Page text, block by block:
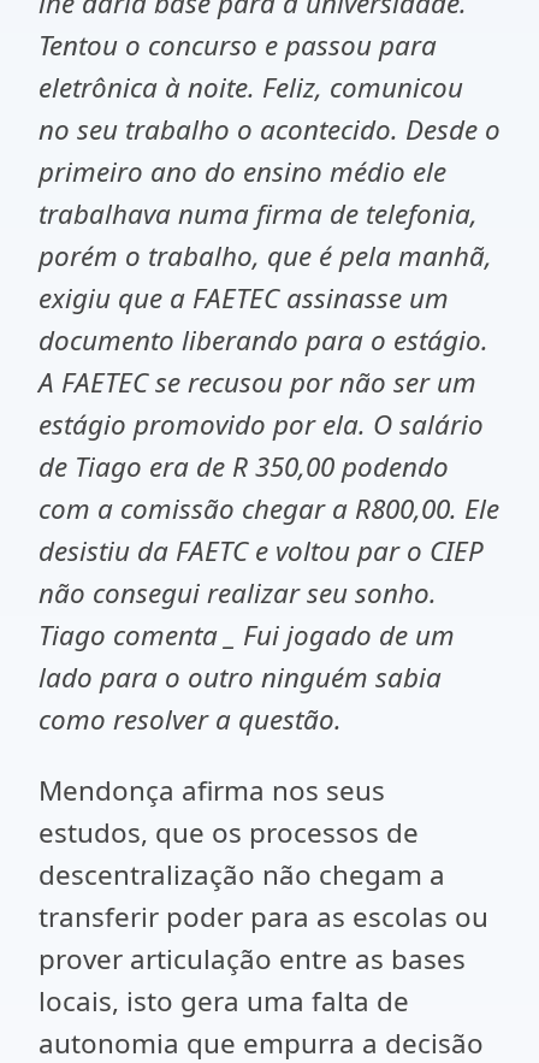
Tentou o concurso e passou para
eletrônica à noite. Feliz, comunicou
no seu trabalho o acontecido. Desde o
primeiro ano do ensino médio ele
trabalhava numa firma de telefonia,
porém o trabalho, que é pela manhã,
exigiu que a FAETEC assinasse um
documento liberando para o estágio.
A FAETEC se recusou por não ser um
estágio promovido por ela. O salário
de Tiago era de R 350,00 podendo
com a comissão chegar a R800,00. Ele
desistiu da FAETC e voltou par o CIEP
não consegui realizar seu sonho.
Tiago comenta _ Fui jogado de um
lado para o outro ninguém sabia
como resolver a questão.
Mendonça afirma nos seus
estudos, que os processos de
descentralização não chegam a
transferir poder para as escolas ou
prover articulação entre as bases
locais, isto gera uma falta de
autonomia que empurra a decisão